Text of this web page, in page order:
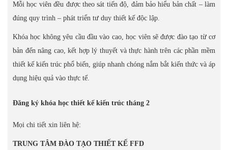
Mỗi học viên đều được theo sát tiến độ, đảm bảo hiểu bản chất – làm
đúng quy trình – phát triển tư duy thiết kế độc lập.
Khóa học không yêu cầu đầu vào cao, học viên sẽ được đào tạo từ cơ
bản đến nâng cao, kết hợp lý thuyết và thực hành trên các phần mềm
thiết kế kiến trúc phổ biến, giúp nhanh chóng nắm bắt kiến thức và áp
dụng hiệu quả vào thực tế.
Đăng ký khóa học thiết kế kiến trúc tháng 2
Mọi chi tiết xin liên hệ:
TRUNG TÂM ĐÀO TẠO THIẾT KẾ FFD